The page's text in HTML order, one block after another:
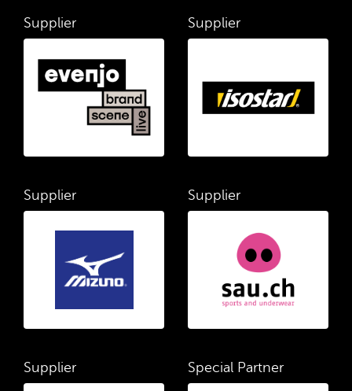
Supplier Supplier
Supplier Supplier
Supplier Special Partner